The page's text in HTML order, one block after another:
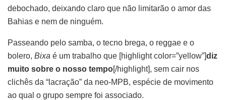
debochado, deixando claro que não limitarão o amor das
Bahias e nem de ninguém.
Passeando pelo samba, o tecno brega, o reggae e o
bolero, Bixa é um trabalho que [highlight color=”yellow”]diz
muito sobre o nosso tempo[/highlight], sem cair nos
clichês da “lacração” da neo-MPB, espécie de movimento
ao qual o grupo sempre foi associado.